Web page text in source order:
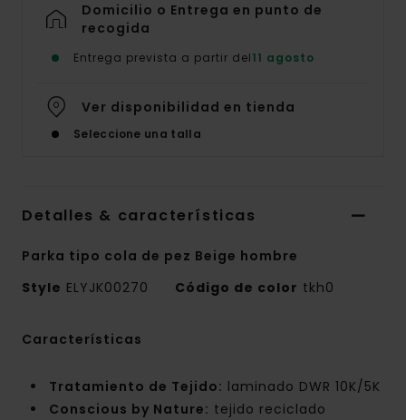
Domicilio o Entrega en punto de
recogida
Entrega prevista a partir del11 agosto
Ver disponibilidad en tienda
Seleccione una talla
Detalles & características
Parka tipo cola de pez Beige hombre
Style ELYJK00270 Código de color tkh0
Características
Tratamiento de Tejido: laminado DWR 10K/5K
Conscious by Nature: tejido reciclado